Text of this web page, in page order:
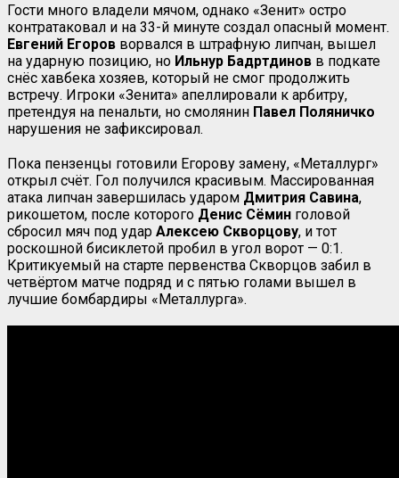
Гости много владели мячом, однако «Зенит» остро
контратаковал и на 33-й минуте создал опасный момент.
Евгений Егоров ворвался в штрафную липчан, вышел
на ударную позицию, но Ильнур Бадртдинов в подкате
снёс хавбека хозяев, который не смог продолжить
встречу. Игроки «Зенита» апеллировали к арбитру,
претендуя на пенальти, но смолянин Павел Поляничко
нарушения не зафиксировал.
Пока пензенцы готовили Егорову замену, «Металлург»
открыл счёт. Гол получился красивым. Массированная
атака липчан завершилась ударом Дмитрия Савина,
рикошетом, после которого Денис Сёмин головой
сбросил мяч под удар Алексею Скворцову, и тот
роскошной бисиклетой пробил в угол ворот — 0:1.
Критикуемый на старте первенства Скворцов забил в
четвёртом матче подряд и с пятью голами вышел в
лучшие бомбардиры «Металлурга».